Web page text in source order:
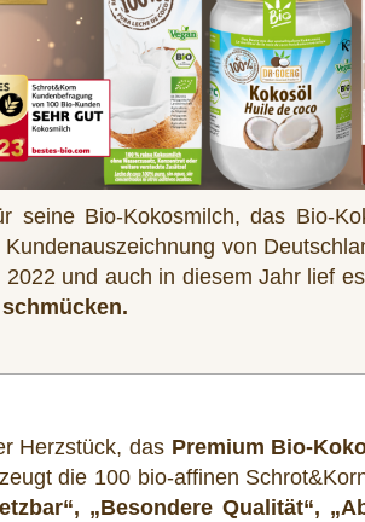
Bio-Kokosmilch, das Bio-
von
und auch in diesem Jahr lief
Herzstück, das Premium Bio-
die 100 bio-affinen
„Besondere Qualität“,